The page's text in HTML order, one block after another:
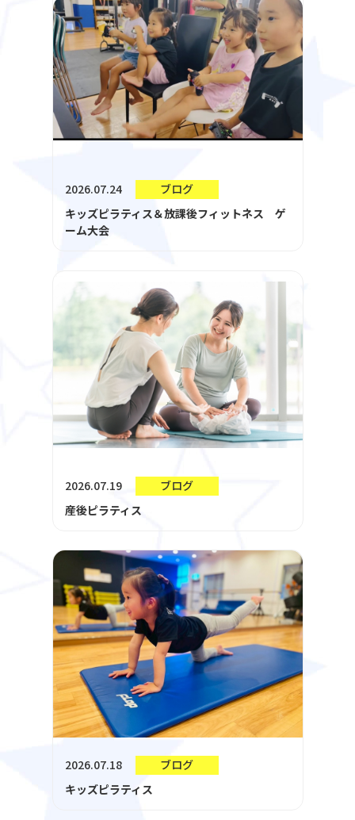
2026.07.24 ブログ
キッズピラティス＆放課後フィットネス ゲ
ーム大会
2026.07.19 ブログ
産後ピラティス
2026.07.18 ブログ
キッズピラティス